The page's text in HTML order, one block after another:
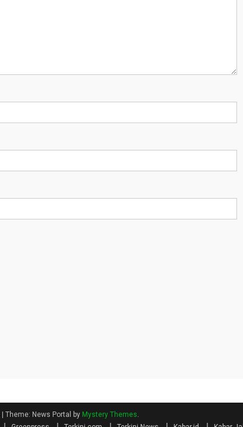
Theme: News Portal by Mystery Themes.